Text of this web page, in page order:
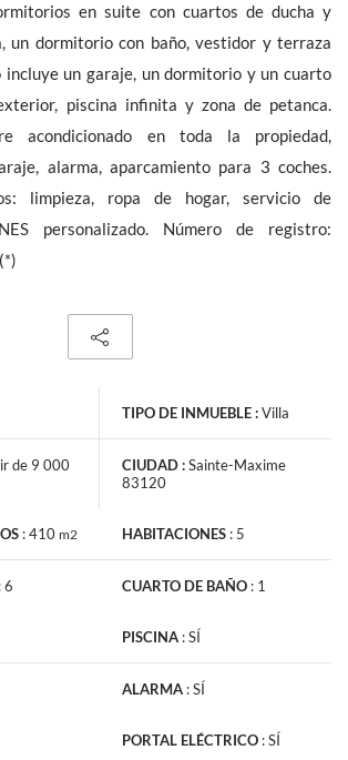
en suite con cuartos de ducha y
un dormitorio con baño, vestidor y terraza
incluye un garaje, un dormitorio y un cuarto
piscina infinita y zona de petanca.
acondicionado en toda la propiedad,
alarma, aparcamiento para 3 coches.
limpieza, ropa de hogar, servicio de
personalizado. Número de registro:
de 9 000
TIPO DE INMUEBLE :Villa
CIUDAD :Sainte-Maxime
83120
:410 m2
:6
HABITACIONES : 5
CUARTO DE BAÑO : 1
PISCINA :SÍ
ALARMA :SÍ
PORTAL ELÉCTRICO :SÍ
es necesaria para la tramitación de su
pueden consultar nuestra Política de
de Carácter Personal si hace clic en este
dispone de un derecho de acceso, de